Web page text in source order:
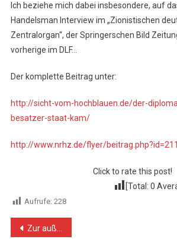
Ich beziehe mich dabei insbesondere, auf
Handelsman Interview im „Zionistischen
Zentralorgan“, der Springerschen Bild
vorherige im DLF…
Der komplette Beitrag unter:
http://sicht-vom-hochblauen.de/der-
besatzer-staat-kam/
http://www.nrhz.de/flyer/
Click to rate this post!
[Total: 0
Aufrufe: 228
Beitragsnavigation
Zur außenpolitischen Agenda für die kommenden Jahre